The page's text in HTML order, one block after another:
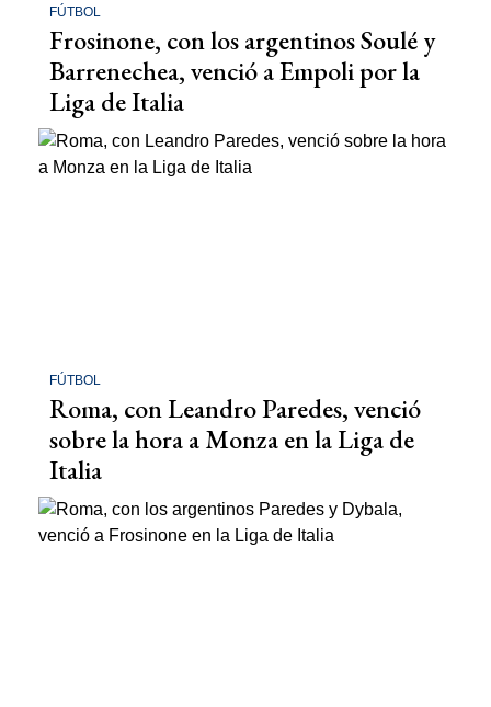
FÚTBOL
Frosinone, con los argentinos Soulé y
Barrenechea, venció a Empoli por la
Liga de Italia
FÚTBOL
Roma, con Leandro Paredes, venció
sobre la hora a Monza en la Liga de
Italia